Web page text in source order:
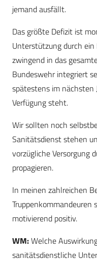
jemand ausfällt.
Das größte Defizit ist
Unterstützung durch
zwingend in das
Bundeswehr integriert
spätestens im nächsten
Verfügung steht.
Wir sollten noch
Sanitätsdienst stehen
vorzügliche Versorgung
propagieren.
In meinen zahlreichen
Truppenkommandeuren
motivierend positiv.
WM:Welche
sanitätsdienstliche